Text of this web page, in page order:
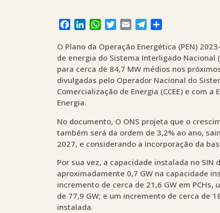
Facebook
LinkedInWhatsApp
Twitter
Email Telegram
O Plano da Operação Energética (PEN)
de energia do Sistema Interligado Nacional
para cerca de 84,7 MW médios nos
divulgadas pelo Operador Nacional do
Comercialização de Energia (CCEE) e com
Energia.
No documento, O ONS projeta que o
também será da ordem de 3,2% ao ano,
2027, e considerando a incorporação da
Por sua vez, a capacidade instalada no
aproximadamente 0,7 GW na capacidade
incremento de cerca de 21,6 GW em
de 77,9 GW; e um incremento de cerca de
instalada.